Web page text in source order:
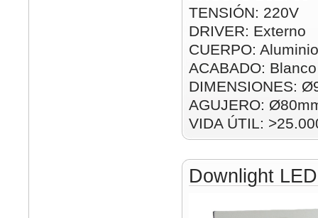
TENSIÓN: 220V
DRIVER: Externo
CUERPO: Aluminio
ACABADO:
DIMENSIONES:
AGUJERO:
VIDA ÚTIL:
Downlight